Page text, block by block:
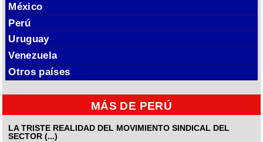
México
Perú
Uruguay
Venezuela
Otros países
MÁS DE PERÚ
LA TRISTE REALIDAD DEL MOVIMIENTO SINDICAL DEL
SECTOR (...)